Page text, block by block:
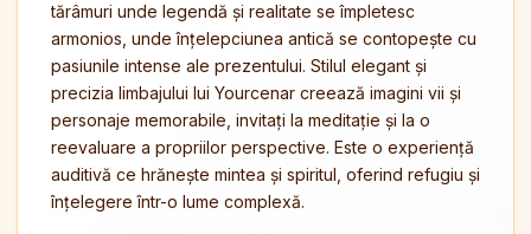
tărâmuri unde legendă și realitate se împletesc
armonios, unde înțelepciunea antică se contopește cu
pasiunile intense ale prezentului. Stilul elegant și
precizia limbajului lui Yourcenar creează imagini vii și
personaje memorabile, invitați la meditație și la o
reevaluare a propriilor perspective. Este o experiență
auditivă ce hrănește mintea și spiritul, oferind refugiu și
înțelegere într-o lume complexă.